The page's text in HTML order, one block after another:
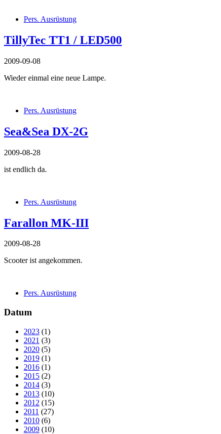
Pers. Ausrüstung
TillyTec TT1 / LED500
2009-09-08
Wieder einmal eine neue Lampe.
Pers. Ausrüstung
Sea&Sea DX-2G
2009-08-28
ist endlich da.
Pers. Ausrüstung
Farallon MK-III
2009-08-28
Scooter ist angekommen.
Pers. Ausrüstung
Datum
2023 (1)
2021 (3)
2020 (5)
2019 (1)
2016 (1)
2015 (2)
2014 (3)
2013 (10)
2012 (15)
2011 (27)
2010 (6)
2009 (10)